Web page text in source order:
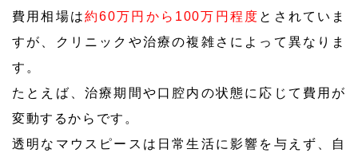
費用相場は約60万円から100万円程度 とされていま
すが、クリニックや治療の複雑さによって異なりま
す。
たとえば、治療期間や口腔内の状態に応じて費用が
変動するからです。
透明なマウスピースは日常生活に影響を与えず、自